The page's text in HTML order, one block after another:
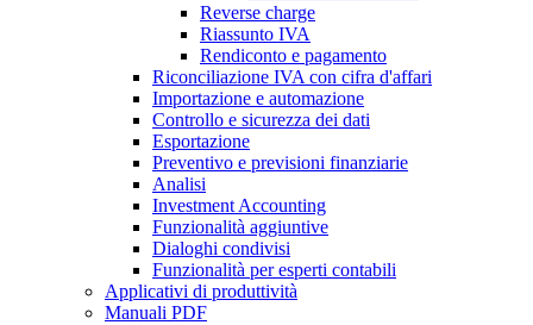
Reverse charge
Riassunto IVA
Rendiconto e pagamento
Riconciliazione IVA con cifra d'affari
Importazione e automazione
Controllo e sicurezza dei dati
Esportazione
Preventivo e previsioni finanziarie
Analisi
Investment Accounting
Funzionalità aggiuntive
Dialoghi condivisi
Funzionalità per esperti contabili
Applicativi di produttività
Manuali PDF